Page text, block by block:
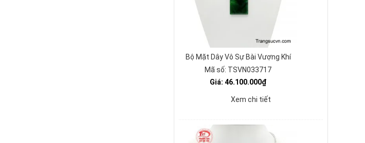
Bộ Mặt Dây Vô Sự Bài Vượng Khí
Mã số: TSVN033717
Giá: 46.100.000₫
Xem chi tiết